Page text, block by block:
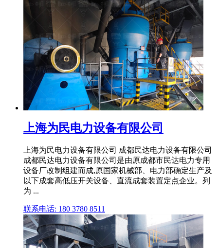
上海为民电力设备有限公司
上海为民电力设备有限公司 成都民达电力设备有限公司
成都民达电力设备有限公司是由原成都市民达电力专用
设备厂改制组建而成,原国家机械部、电力部确定生产及
以下成套高低压开关设备、直流成套装置定点企业。列
为 ...
联系电话: 180 3780 8511